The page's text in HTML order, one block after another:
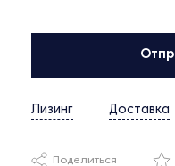
Лизинг Доставка
Поделиться